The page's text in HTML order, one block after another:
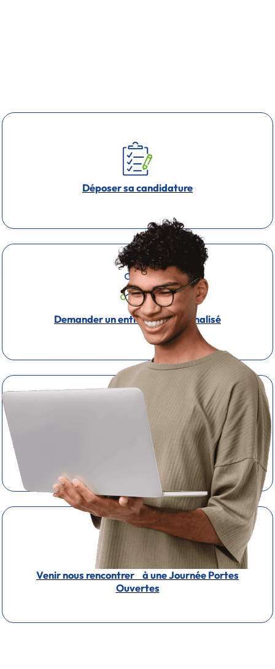
Déposer sa candidature
Demander un entretien personnalisé
Télécharger la brochure
Venir nous rencontrer à une Journée Portes
Ouvertes